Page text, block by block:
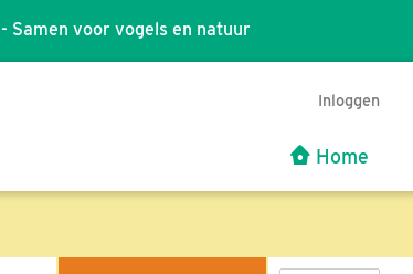
- Samen voor vogels en natuur
Inloggen
Home